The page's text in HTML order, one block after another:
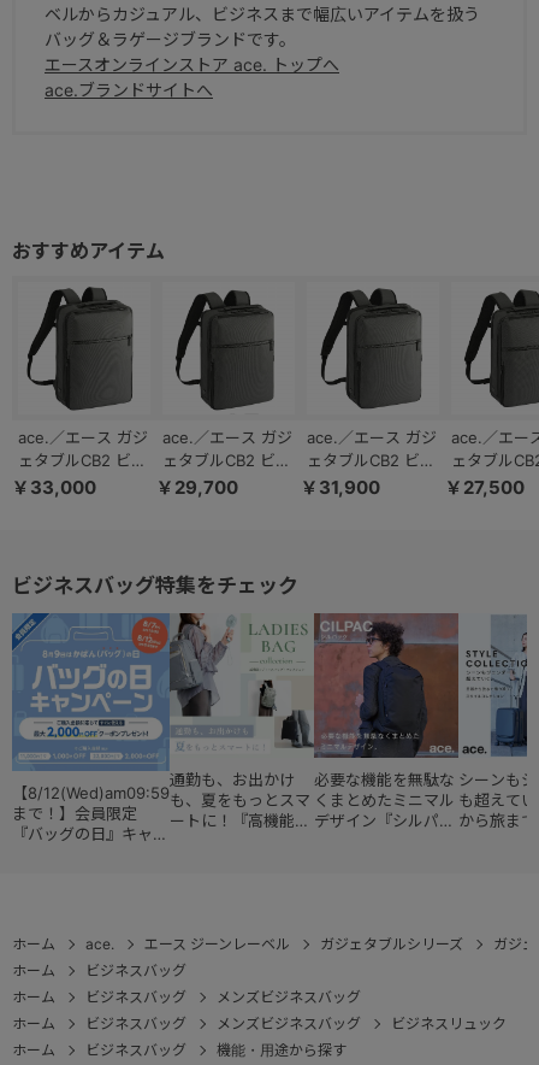
ベルからカジュアル、ビジネスまで幅広いアイテムを扱う
バッグ＆ラゲージブランドです。
エースオンラインストア ace. トップへ
ace.ブランドサイトへ
ace.／エース ガジ
ェタブルCB2 ビジ
ネスリュック B4
￥33,000
ace.／エース ガジ
ェタブルCB2 ビジ
ネスリュック A4
￥29,700
ace.／エース ガジ
ェタブルCB2 ビジ
ネスリュック A4
￥31,900
ace.／エー
ェタブル
ネスリュッ
￥27,500
ビジネスバッグ特集をチェック
【8/12(Wed)am09:59
まで！】会員限定
『バッグの日』キャン
通勤も、お出かけ
も、夏をもっとスマ
ートに！『高機能レ
必要な機能を無駄な
くまとめたミニマル
デザイン『シルパッ
シーンも
も超えて
から旅ま
ホーム ace. エース ジーンレーベル ガジェタブルシリーズ
ガジ
ホーム
ビジネスバッグ
ホーム
ビジネスバッグ
メンズビジネスバッグ
ホーム
ビジネスバッグ メンズビジネスバッグ
ビジネスリュック
ホーム
ビジネスバッグ
機能・用途から探す